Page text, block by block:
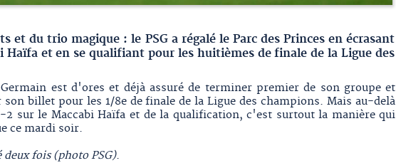
et du trio magique : le PSG a régalé le Parc des Princes en écrasant
Haïfa et en se qualifiant pour les huitièmes de finale de la Ligue des
est d'ores et déjà assuré de terminer premier de son groupe et
son billet pour les 1/8e de finale de la Ligue des champions. Mais au-delà
2 sur le Maccabi Haïfa et de la qualification, c'est surtout la manière qui
ce mardi soir.
deux fois (photo PSG).